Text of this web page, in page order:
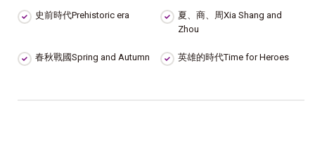
史前時代Prehistoric era
夏、商、周Xia Shang and
Zhou
春秋戰國Spring and Autumn 英雄的時代Time for Heroes